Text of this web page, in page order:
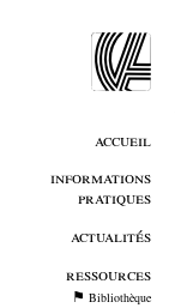
accueil
informations
pratiques
actualités
ressources
Bibliothèque